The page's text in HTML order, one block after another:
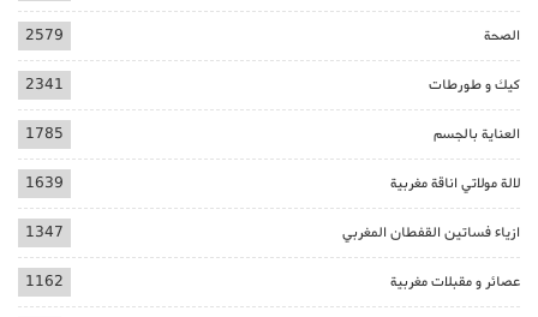
الصحة 2579
كيك و طورطات 2341
العناية بالجسم 1785
لالة مولاتي اناقة مغربية 1639
ازياء فساتين القفطان المغربي 1347
عصائر و مقبلات مغربية 1162